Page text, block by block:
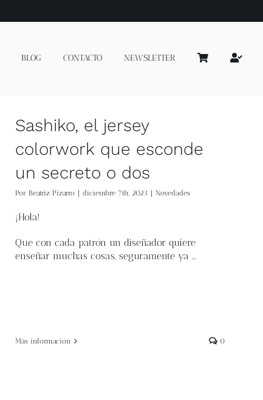
BLOG CONTACTO NEWSLETTER
Sashiko, el jersey
colorwork que esconde
un secreto o dos
Por Beatriz Pizarro diciembre 7th, 2023 Novedades
¡Hola!
Que con cada patrón un diseñador quiere
enseñar muchas cosas, seguramente ya …
Más información 0